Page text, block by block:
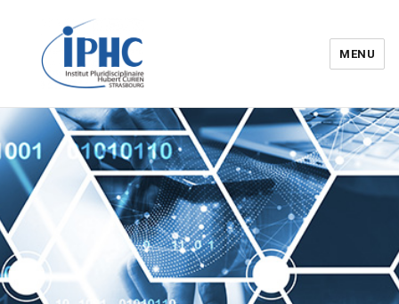
Institut pluridisciplinaire Hubert
Curien – IPHC
MENU